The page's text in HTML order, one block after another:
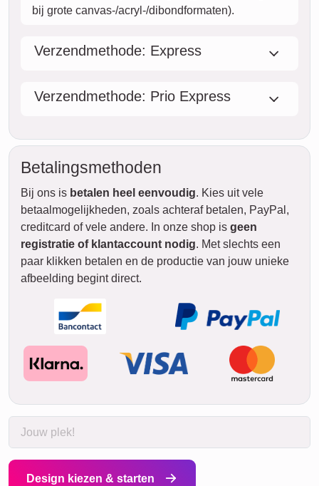
bij grote canvas-/acryl-/dibondformaten).
Verzendmethode: Express
Verzendmethode: Prio Express
Betalingsmethoden
Bij ons is betalen heel eenvoudig. Kies uit vele
betaalmogelijkheden, zoals achteraf betalen, PayPal,
creditcard of vele andere. In onze shop is geen
registratie of klantaccount nodig. Met slechts een
paar klikken betalen en de productie van jouw unieke
afbeelding begint direct.
Design kiezen & starten